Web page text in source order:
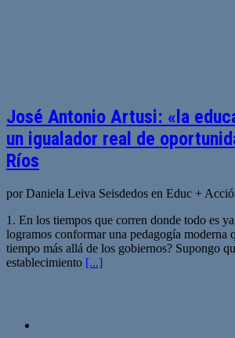
José Antonio Artusi: «la
un igualador real de
Ríos
por Daniela Leiva Seisdedos en Educ +
1. En los tiempos que corren donde todo es
logramos conformar una pedagogía moderna
tiempo más allá de los gobiernos? Supongo
establecimiento [...]